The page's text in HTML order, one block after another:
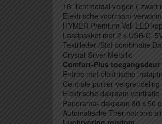
16″ lichtmetaal velgen (
Elektrische voorraam-
HYMER Premium Voll-LED
Laadpakket met 2 x USB-C
Textilleder-/Stof combinatie
Crystal-Silver-Metallic
Comfort-Plus
Entree met elektrische
Centrale portier vergrendeling
Elektrische dakraam ventilatie
Panorama- dakraam 80 x 50
Automatische Thermotronic